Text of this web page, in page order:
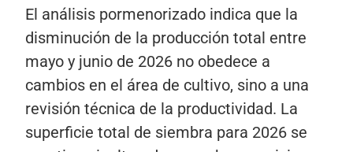
El análisis pormenorizado indica que la
disminución de la producción total entre
mayo y junio de 2026 no obedece a
cambios en el área de cultivo, sino a una
revisión técnica de la productividad. La
superficie total de siembra para 2026 se